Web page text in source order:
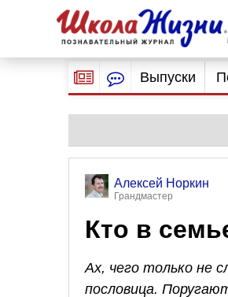
Выпуски
Алексей Норкин
Грандмастер
Кто в
Ах, чего только не
пословица.